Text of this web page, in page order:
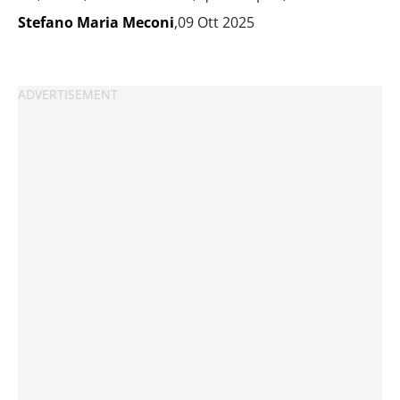
Stefano Maria Meconi,09 Ott 2025